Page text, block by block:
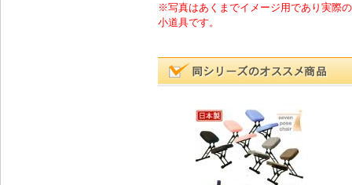
※写真はあくまでイメージ用であり実際
小道具です。